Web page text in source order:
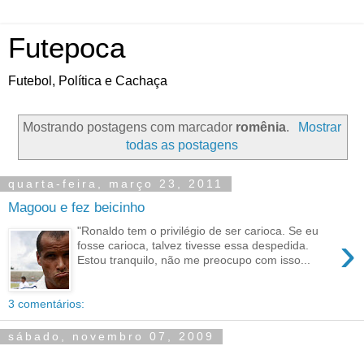
Futepoca
Futebol, Política e Cachaça
Mostrando postagens com marcador romênia.
Mostrar
todas as postagens
quarta-feira, março 23, 2011
Magoou e fez beicinho
›
"Ronaldo tem o privilégio de ser carioca. Se eu
fosse carioca, talvez tivesse essa despedida.
Estou tranquilo, não me preocupo com isso...
3 comentários:
sábado, novembro 07, 2009